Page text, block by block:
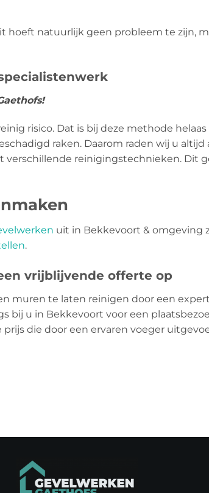
hoeft natuurlijk geen probleem te zijn,
risico. Dat is bij deze methode
raken. Daarom raden wij u
verschillende reinigingstechnieken. Dit
uit in Bekkevoort & omgeving
.
vrijblijvende offerte op
muren te laten reinigen door een
bij u in Bekkevoort voor een
die door een ervaren voeger